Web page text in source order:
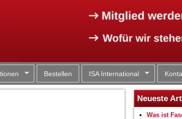
Bestellen ISA International
Neueste
Was ist